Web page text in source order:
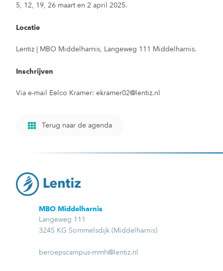
5, 12, 19, 26 maart en 2 april 2025.
Locatie
Lentiz | MBO Middelharnis, Langeweg 111 Middelharnis.
Inschrijven
Via e-mail Eelco Kramer: ekramer02@lentiz.nl
Terug naar de agenda
MBO Middelharnis
Langeweg 111
3245 KG Sommelsdijk (Middelharnis)
beroepscampus-mmh@lentiz.nl